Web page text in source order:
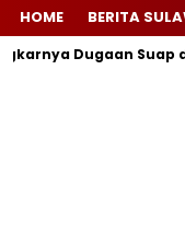
HOME BERITA
Dugaan Suap dan